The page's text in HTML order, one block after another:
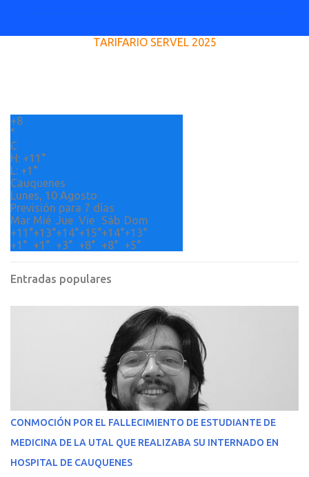
i
s
TARIFARIO SERVEL 2025
+8
°
C
H: +11°
L: +1°
Cauquenes
Lunes, 10 Agosto
Previsión para 7 días
Mar Mié Jue Vie Sáb Dom
+11°+13°+14°+15°+14°+13°
+1° +1° +3° +8° +8° +5°
Entradas populares
CONMOCIÓN POR EL FALLECIMIENTO DE ESTUDIANTE DE
MEDICINA DE LA UTAL QUE REALIZABA SU INTERNADO EN
HOSPITAL DE CAUQUENES